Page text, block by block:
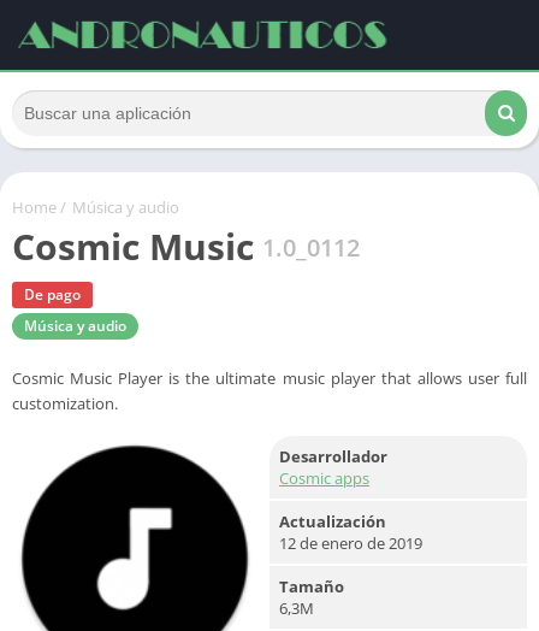
Home/ Música y audio
Cosmic Music 1.0_0112
De pago
Música y audio
Cosmic Music Player is the ultimate music player that allows user full
customization.
Desarrollador
Cosmic apps
Actualización
12 de enero de 2019
Tamaño
6,3M